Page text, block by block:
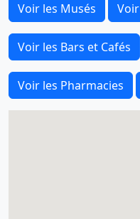
Voir les Musés
Voir les Bars et Cafés
Voir les Pharmacies